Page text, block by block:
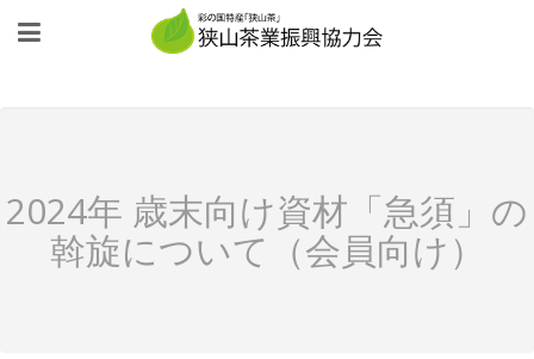
2024年 歳末向け資材「急須」の
斡旋について（会員向け）